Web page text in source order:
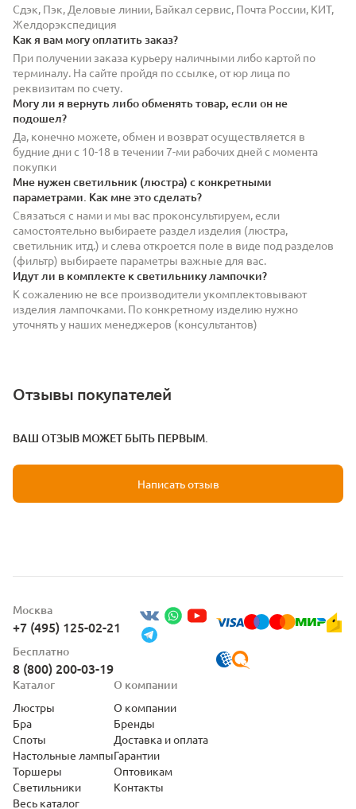
Сдэк, Пэк, Деловые линии, Байкал сервис, Почта России, КИТ,
Желдорэкспедиция
Как я вам могу оплатить заказ?
При получении заказа курьеру наличными либо картой по
терминалу. На сайте пройдя по ссылке, от юр лица по
реквизитам по счету.
Могу ли я вернуть либо обменять товар, если он не
подошел?
Да, конечно можете, обмен и возврат осуществляется в
будние дни с 10-18 в течении 7-ми рабочих дней с момента
покупки
Мне нужен светильник (люстра) с конкретными
параметрами. Как мне это сделать?
Связаться с нами и мы вас проконсультируем, если
самостоятельно выбираете раздел изделия (люстра,
светильник итд.) и слева откроется поле в виде под разделов
(фильтр) выбираете параметры важные для вас.
Идут ли в комплекте к светильнику лампочки?
К сожалению не все производители укомплектовывают
изделия лампочками. По конкретному изделию нужно
уточнять у наших менеджеров (консультантов)
Отзывы покупателей
ВАШ ОТЗЫВ МОЖЕТ БЫТЬ ПЕРВЫМ.
Написать отзыв
Москва
+7 (495) 125-02-21
Бесплатно
8 (800) 200-03-19
Каталог
Люстры
Бра
Споты
Настольные лампы
Торшеры
Светильники
Весь каталог
О компании
О компании
Бренды
Доставка и оплата
Гарантии
Оптовикам
Контакты